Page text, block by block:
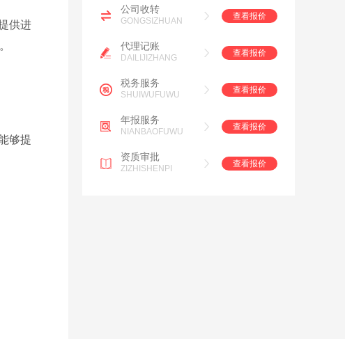
供进
够提
公司收转
GONGSIZHUAN
查看报价
代理记账
DAILIJIZHANG
查看报价
税务服务
SHUIWUFUWU
查看报价
年报服务
NIANBAOFUWU
查看报价
资质审批
ZIZHISHENPI
查看报价